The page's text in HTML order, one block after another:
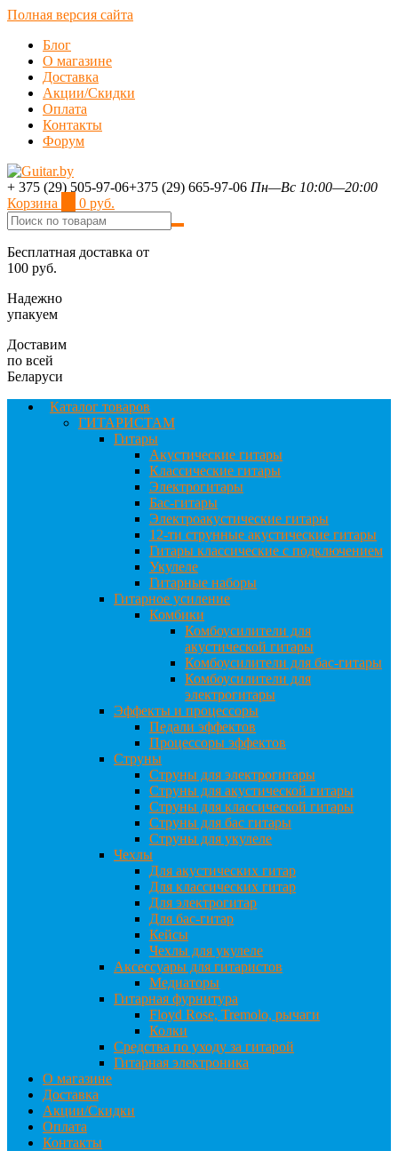
Полная версия сайта
Блог
О магазине
Доставка
Акции/Скидки
Оплата
Контакты
Форум
+ 375 (29) 505-97-06+375 (29) 665-97-06 Пн—Вс 10:00—20:00
Корзина
0 руб.
Бесплатная доставка от
100 руб.
Надежно
упакуем
Доставим
по всей
Беларуси
Каталог товаров
ГИТАРИСТАМ
Гитары
Акустические гитары
Классические гитары
Электрогитары
Бас-гитары
Электроакустические гитары
12-ти струнные акустические гитары
Гитары классические с подключением
Укулеле
Гитарные наборы
Гитарное усиление
Комбики
Комбоусилители для
акустической гитары
Комбоусилители для бас-гитары
Комбоусилители для
электрогитары
Эффекты и процессоры
Педали эффектов
Процессоры эффектов
Струны
Струны для электрогитары
Струны для акустической гитары
Струны для классической гитары
Струны для бас гитары
Струны для укулеле
Чехлы
Для акустических гитар
Для классических гитар
Для электрогитар
Для бас-гитар
Кейсы
Чехлы для укулеле
Аксессуары для гитаристов
Медиаторы
Гитарная фурнитура
Floyd Rose, Tremolo, рычаги
Колки
Средства по уходу за гитарой
Гитарная электроника
О магазине
Доставка
Акции/Скидки
Оплата
Контакты